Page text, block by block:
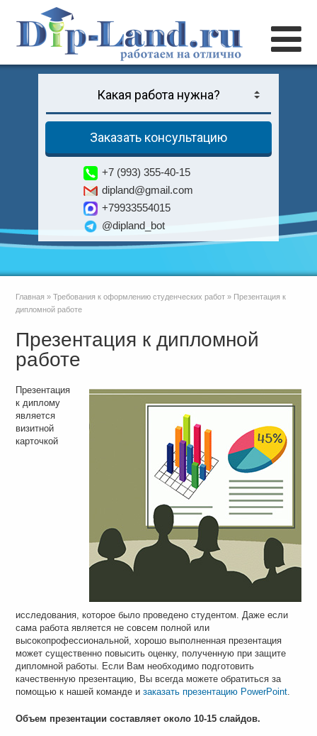
Заказать консультацию
+7 (993) 355-40-15
dipland@gmail.com
+79933554015
@dipland_bot
Главная » Требования к оформлению студенческих работ » Презентация к
дипломной работе
Презентация к дипломной
работе
Презентация
к диплому
является
визитной
карточкой
исследования, которое было проведено студентом. Даже если
сама работа является не совсем полной или
высокопрофессиональной, хорошо выполненная презентация
может существенно повысить оценку, полученную при защите
дипломной работы. Если Вам необходимо подготовить
качественную презентацию, Вы всегда можете обратиться за
помощью к нашей команде изаказать презентацию PowerPoint
Объем презентации составляет около 10-15 слайдов.